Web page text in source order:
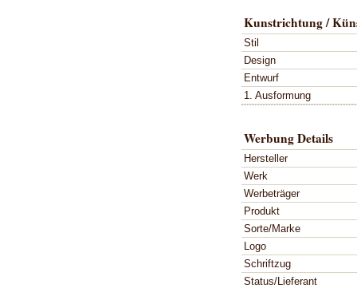
Kunstrichtung /
Stil
Design
Entwurf
1. Ausformung
Werbung Details
Hersteller
Werk
Werbeträger
Produkt
Sorte/Marke
Logo
Schriftzug
Status/Lieferant